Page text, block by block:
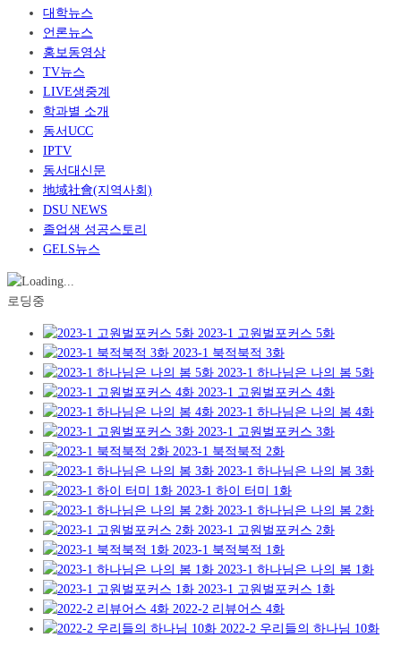
대학뉴스
언론뉴스
홍보동영상
TV뉴스
LIVE생중계
학과별 소개
동서UCC
IPTV
동서대신문
地域社會(지역사회)
DSU NEWS
졸업생 성공스토리
GELS뉴스
로딩중
2023-1 고원벌포커스 5화
2023-1 북적북적 3화
2023-1 하나님은 나의 봄 5화
2023-1 고원벌포커스 4화
2023-1 하나님은 나의 봄 4화
2023-1 고원벌포커스 3화
2023-1 북적북적 2화
2023-1 하나님은 나의 봄 3화
2023-1 하이 터미 1화
2023-1 하나님은 나의 봄 2화
2023-1 고원벌포커스 2화
2023-1 북적북적 1화
2023-1 하나님은 나의 봄 1화
2023-1 고원벌포커스 1화
2022-2 리뷰어스 4화
2022-2 우리들의 하나님 10화